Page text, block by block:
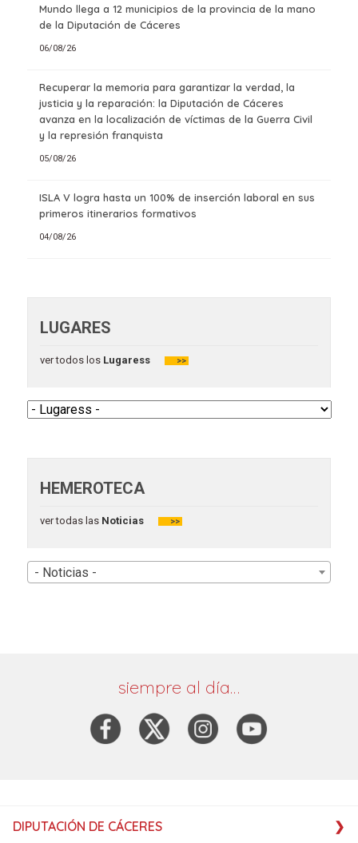
Mundo llega a 12 municipios de la provincia de la mano
de la Diputación de Cáceres
06/08/26
Recuperar la memoria para garantizar la verdad, la
justicia y la reparación: la Diputación de Cáceres
avanza en la localización de víctimas de la Guerra Civil
y la represión franquista
05/08/26
ISLA V logra hasta un 100% de inserción laboral en sus
primeros itinerarios formativos
04/08/26
LUGARES
ver todos losLugaress >>
HEMEROTECA
ver todas lasNoticias >>
- Noticias -
siempre al día…
DIPUTACIÓN DE CÁCERES